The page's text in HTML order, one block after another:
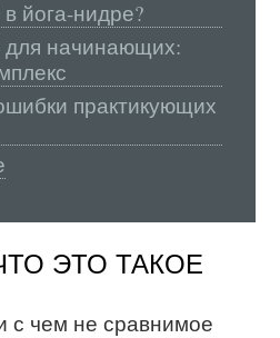
йога-нидре?
для начинающих:
практикующих
ЭТО ТАКОЕ
с чем не сравнимое